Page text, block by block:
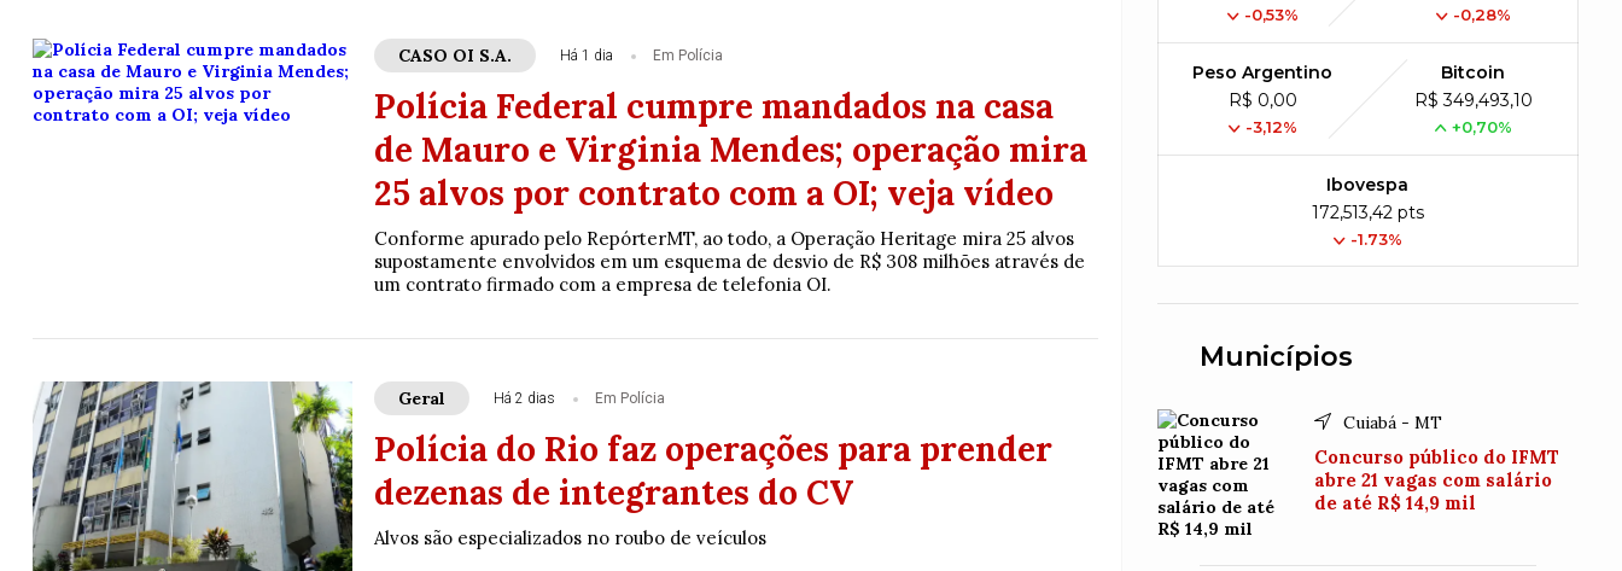
CASO OI S.A. Há 1 dia Em Polícia
Polícia Federal cumpre mandados na casa
de Mauro e Virginia Mendes; operação mira
25 alvos por contrato com a OI; veja vídeo
Conforme apurado pelo RepórterMT, ao todo, a Operação Heritage mira 25 alvos
supostamente envolvidos em um esquema de desvio de R$ 308 milhões através de
um contrato firmado com a empresa de telefonia OI.
Geral Há 2 dias Em Polícia
Polícia do Rio faz operações para prender
dezenas de integrantes do CV
Alvos são especializados no roubo de veículos
-0,53% -0,28%
Peso Argentino
R$ 0,00
-3,12%
Bitcoin
R$ 349,493,10
+0,70%
Ibovespa
172,513,42 pts
-1.73%
Municípios
Cuiabá - MT
Concurso público do IFMT
abre 21 vagas com salário
de até R$ 14,9 mil